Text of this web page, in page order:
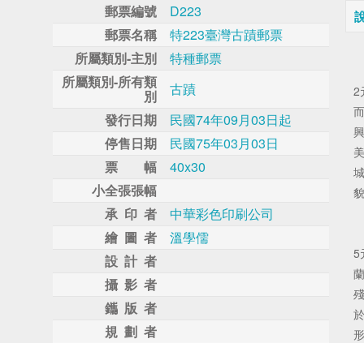
郵票編號
D223
郵票名稱
特223臺灣古蹟郵票
所屬類別-主別
特種郵票
所屬類別-所有類
別
古蹟
發行日期
民國74年09月03日起
停售日期
民國75年03月03日
票 幅
40x30
小全張張幅
承 印 者
中華彩色印刷公司
繪 圖 者
溫學儒
設 計 者
攝 影 者
鑴 版 者
規 劃 者
2
5